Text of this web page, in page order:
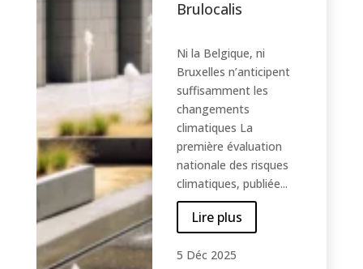
Brulocalis
Ni la Belgique, ni
Bruxelles n’anticipent
suffisamment les
changements
climatiques La
première évaluation
nationale des risques
climatiques, publiée...
Lire plus
5 Déc 2025